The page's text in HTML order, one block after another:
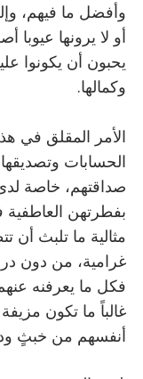
وأفضل ما فيهم،
أو لا يرونها
يحبون أن يكونوا
وكمالها.
الأمر المقلق في
الحسابات
صداقتهم، خاصة
بفطرتهن
مثالية ما تلبث أن
غرامية، من دون
فكل ما يعرفنه
غالباً ما تكون
أنفسهم من خبثٍ